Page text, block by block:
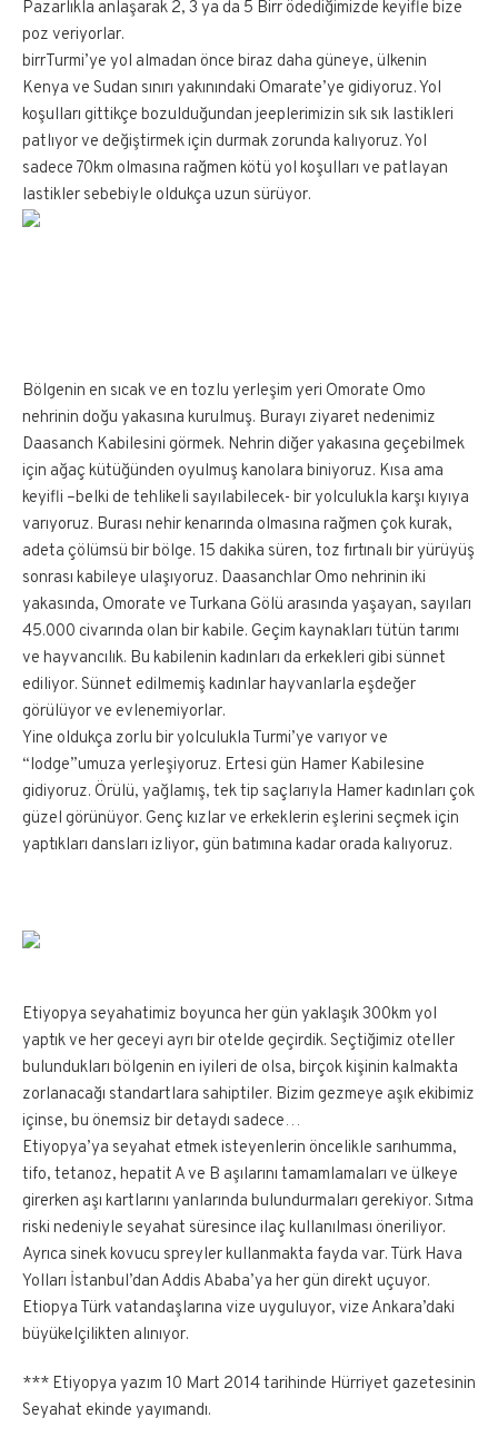
Pazarlıkla anlaşarak 2, 3 ya da 5 Birr ödediğimizde keyifle bize
poz veriyorlar.
birrTurmi’ye yol almadan önce biraz daha güneye, ülkenin
Kenya ve Sudan sınırı yakınındaki Omarate’ye gidiyoruz. Yol
koşulları gittikçe bozulduğundan jeeplerimizin sık sık lastikleri
patlıyor ve değiştirmek için durmak zorunda kalıyoruz. Yol
sadece 70km olmasına rağmen kötü yol koşulları ve patlayan
lastikler sebebiyle oldukça uzun sürüyor.
Bölgenin en sıcak ve en tozlu yerleşim yeri Omorate Omo
nehrinin doğu yakasına kurulmuş. Burayı ziyaret nedenimiz
Daasanch Kabilesini görmek. Nehrin diğer yakasına geçebilmek
için ağaç kütüğünden oyulmuş kanolara biniyoruz. Kısa ama
keyifli –belki de tehlikeli sayılabilecek- bir yolculukla karşı kıyıya
varıyoruz. Burası nehir kenarında olmasına rağmen çok kurak,
adeta çölümsü bir bölge. 15 dakika süren, toz fırtınalı bir yürüyüş
sonrası kabileye ulaşıyoruz. Daasanchlar Omo nehrinin iki
yakasında, Omorate ve Turkana Gölü arasında yaşayan, sayıları
45.000 civarında olan bir kabile. Geçim kaynakları tütün tarımı
ve hayvancılık. Bu kabilenin kadınları da erkekleri gibi sünnet
ediliyor. Sünnet edilmemiş kadınlar hayvanlarla eşdeğer
görülüyor ve evlenemiyorlar.
Yine oldukça zorlu bir yolculukla Turmi’ye varıyor ve
“lodge”umuza yerleşiyoruz. Ertesi gün Hamer Kabilesine
gidiyoruz. Örülü, yağlamış, tek tip saçlarıyla Hamer kadınları çok
güzel görünüyor. Genç kızlar ve erkeklerin eşlerini seçmek için
yaptıkları dansları izliyor, gün batımına kadar orada kalıyoruz.
Etiyopya seyahatimiz boyunca her gün yaklaşık 300km yol
yaptık ve her geceyi ayrı bir otelde geçirdik. Seçtiğimiz oteller
bulundukları bölgenin en iyileri de olsa, birçok kişinin kalmakta
zorlanacağı standartlara sahiptiler. Bizim gezmeye aşık ekibimiz
içinse, bu önemsiz bir detaydı sadece…
Etiyopya’ya seyahat etmek isteyenlerin öncelikle sarıhumma,
tifo, tetanoz, hepatit A ve B aşılarını tamamlamaları ve ülkeye
girerken aşı kartlarını yanlarında bulundurmaları gerekiyor. Sıtma
riski nedeniyle seyahat süresince ilaç kullanılması öneriliyor.
Ayrıca sinek kovucu spreyler kullanmakta fayda var. Türk Hava
Yolları İstanbul’dan Addis Ababa’ya her gün direkt uçuyor.
Etiopya Türk vatandaşlarına vize uyguluyor, vize Ankara’daki
büyükelçilikten alınıyor.
*** Etiyopya yazım 10 Mart 2014 tarihinde Hürriyet gazetesinin
Seyahat ekinde yayımandı.